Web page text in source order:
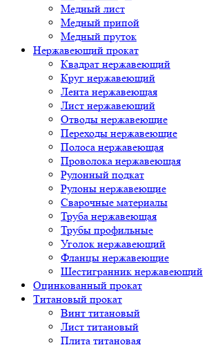
Медный лист
Медный припой
Медный пруток
Нержавеющий прокат
Квадрат нержавеющий
Круг нержавеющий
Лента нержавеющая
Лист нержавеющий
Отводы нержавеющие
Переходы нержавеющие
Полоса нержавеющая
Проволока нержавеющая
Рулонный подкат
Рулоны нержавеющие
Сварочные материалы
Труба нержавеющая
Трубы профильные
Уголок нержавеющий
Фланцы нержавеющие
Шестигранник нержавеющий
Оцинкованный прокат
Титановый прокат
Винт титановый
Лист титановый
Плита титановая